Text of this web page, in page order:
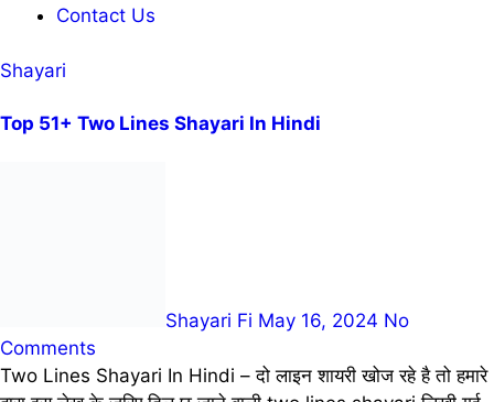
Contact Us
Shayari
Top 51+ Two Lines Shayari In Hindi
Shayari Fi May 16, 2024 No
Comments
Two Lines Shayari In Hindi – दो लाइन शायरी खोज रहे है तो हमारे